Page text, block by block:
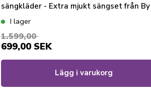
sängkläder - Extra mjukt sängset från By
BorgI lager
1.599,00
699,00 SEK
Lägg i varukorg